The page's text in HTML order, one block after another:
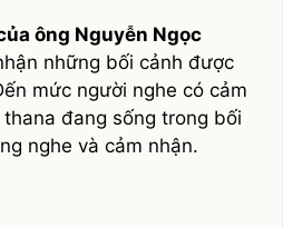
ông Nguyễn Ngọc
những bối cảnh được
mức người nghe có cảm
đang sống trong bối
nghe và cảm nhận.